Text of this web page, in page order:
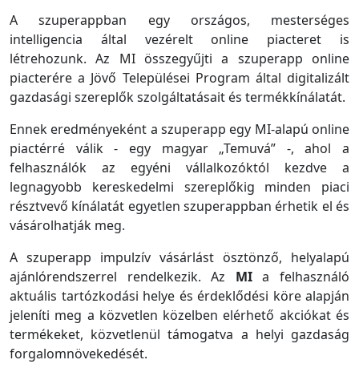
A szuperappban egy országos, mesterséges
intelligencia által vezérelt online piacteret is
létrehozunk. Az MI összegyűjti a szuperapp online
piacterére a Jövő Települései Program által digitalizált
gazdasági szereplők szolgáltatásait és termékkínálatát.
Ennek eredményeként a szuperapp egy MI-alapú online
piactérré válik - egy magyar „Temuvá” -, ahol a
felhasználók az egyéni vállalkozóktól kezdve a
legnagyobb kereskedelmi szereplőkig minden piaci
résztvevő kínálatát egyetlen szuperappban érhetik el és
vásárolhatják meg.
A szuperapp impulzív vásárlást ösztönző, helyalapú
ajánlórendszerrel rendelkezik. Az MIa felhasználó
aktuális tartózkodási helye és érdeklődési köre alapján
jeleníti meg a közvetlen közelben elérhető akciókat és
termékeket, közvetlenül támogatva a helyi gazdaság
forgalomnövekedését.